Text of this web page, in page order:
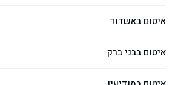
איטום באשדוד
איטום בבני ברק